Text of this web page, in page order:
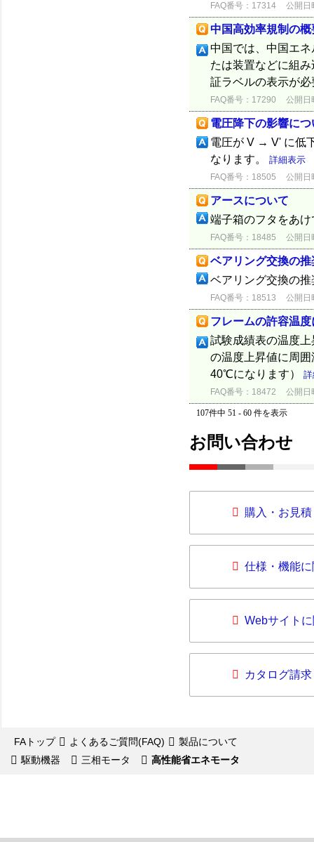
FAQ番号：17314 公開日
中国高効率規制の
中国では、中国エ
たは装置などに組
証ラベルの表示が
FAQ番号：17290 公開日
電圧降下の影響につ
電圧が V → V' に低
なります。 詳細表示
FAQ番号：18505 公開日
アースについて
端子箱のフタをあ
FAQ番号：18485 公開日
ベアリング交換の
ベアリング交換の
FAQ番号：18513 公開日
フレームの許容温
試験成績表の温度
の温度上昇値に周
40℃になります）
FAQ番号：18472 公開日
107件中 51 - 60 件を表示
お問い合わせ
購入・お見
仕様・機能
Webサイト
カタログ請求
FAトップ よくあるご質問(FAQ)
製品について
駆動機器
三相モータ 高性能省エネモータ